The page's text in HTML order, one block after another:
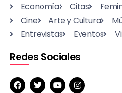
Economía
Citas
Cine
Arte y Cultura
Entrevistas
Eventos
Redes Sociales